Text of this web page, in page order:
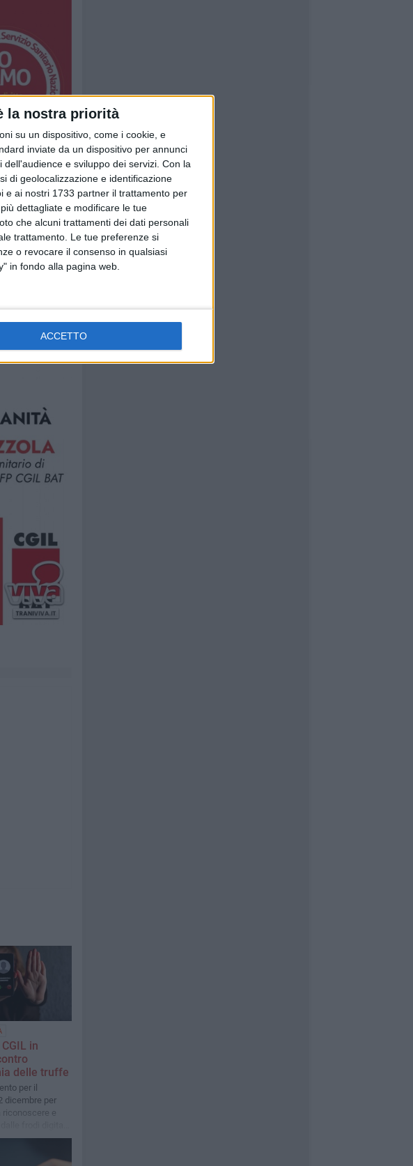
la nostra priorità
su un dispositivo, come i cookie, e
inviate da un dispositivo per annunci
e sviluppo dei servizi. Con la
di geolocalizzazione e identificazione
e ai nostri 1733 partner il trattamento per
dettagliate e modificare le tue
che alcuni trattamenti dei dati personali
trattamento. Le tue preferenze si
o revocare il consenso in qualsiasi
in fondo alla pagina web.
ACCETTO
in
delle truffe
per il
dicembre per
riconoscere e